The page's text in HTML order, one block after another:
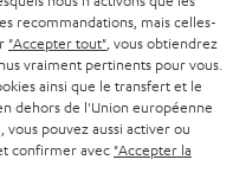
recommandations, mais celles-
"Accepter tout" , vous obtiendrez
vraiment pertinents pour vous.
ainsi que le transfert et le
dehors de l'Union européenne
pouvez aussi activer ou
confirmer avec "Accepter la